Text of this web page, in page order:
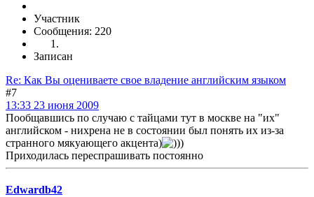
Участник
Сообщения: 220
Записан
Re: Как Вы оцениваете свое владение английским языком
#7
13:33 23 июня 2009
Пообщавшись по случаю с тайцами тут в москве на "их"
английском - нихрена не в состоянии был понять их из-за
странного мякуающего акцента)
Приходилась переспрашивать постоянно
Edwardb42